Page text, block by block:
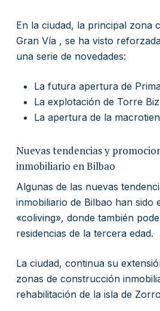
En la ciudad, la principal zona
Gran Vía , se ha visto
una serie de novedades:
La futura apertura de
La explotación de Torre
La apertura de la
Nuevas tendencias y
inmobiliario en Bilbao
Algunas de las nuevas
inmobiliario de Bilbao han sido
«coliving», donde también
residencias de la tercera edad.
La ciudad, continua su
zonas de construcción
rehabilitación de la isla de